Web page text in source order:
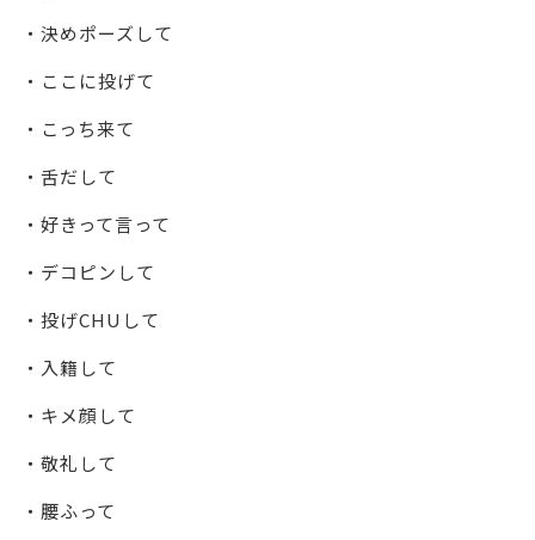
・決めポーズして
・ここに投げて
・こっち来て
・舌だして
・好きって言って
・デコピンして
・投げCHUして
・入籍して
・キメ顔して
・敬礼して
・腰ふって